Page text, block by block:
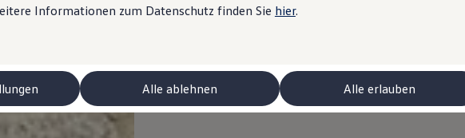
Informationen zum Datenschutz finden Sie hier.
Alle erlauben
Alle ablehnen